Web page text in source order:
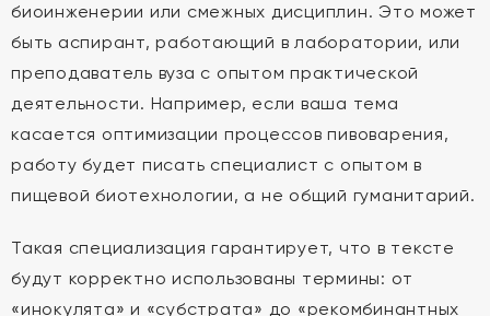
биоинженерии или смежных дисциплин. Это может
быть аспирант, работающий в лаборатории, или
преподаватель вуза с опытом практической
деятельности. Например, если ваша тема
касается оптимизации процессов пивоварения,
работу будет писать специалист с опытом в
пищевой биотехнологии, а не общий гуманитарий.
Такая специализация гарантирует, что в тексте
будут корректно использованы термины: от
«инокулята» и «субстрата» до «рекомбинантных